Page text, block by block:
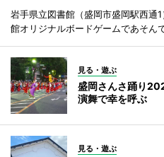
岩手県立図書館（盛岡市盛岡駅西通
館オリジナルボードゲームであそん
見る・遊ぶ
盛岡さんさ踊り
演舞で幸を呼ぶ
見る・遊ぶ